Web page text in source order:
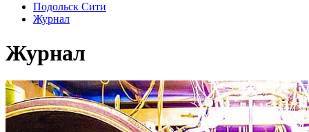
Подольск Сити
Журнал
Журнал